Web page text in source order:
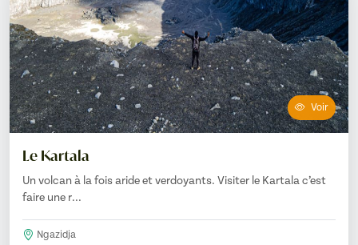
Voir
Le Kartala
Un volcan à la fois aride et verdoyants. Visiter le Kartala c’est
faire une r...
Ngazidja